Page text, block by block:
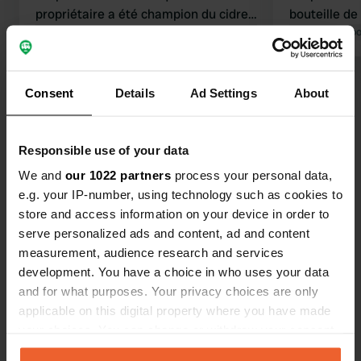
Consent Details Ad Settings About
Responsible use of your data
We and our 1022 partners process your personal data,
e.g. your IP-number, using technology such as cookies to
store and access information on your device in order to
serve personalized ads and content, ad and content
measurement, audience research and services
development. You have a choice in who uses your data
and for what purposes. Your privacy choices are only
applicable on this digital property where you have made
any time from the Cookie Declaration or by clicking on
propriétaire a été champion du cidre
Bon prix.
bouteille
apprécié.
toilettes,
position
Traduit par
Voir tous les 15 avis
Contact
Emplacement
les mussereaux 323